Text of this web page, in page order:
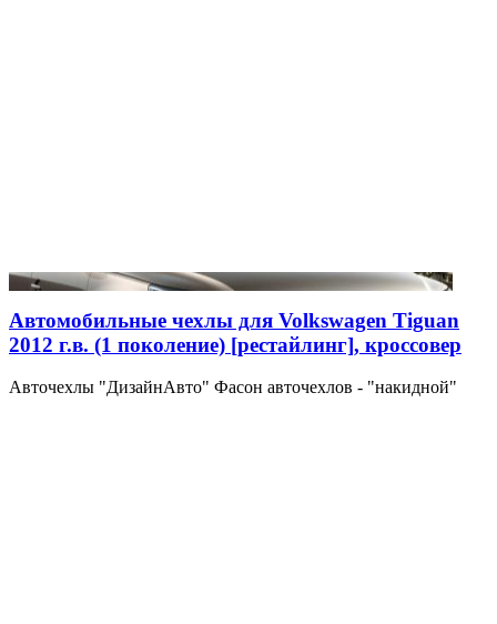
Автомобильные чехлы для Volkswagen Tiguan
2012 г.в. (1 поколение) [рестайлинг], кроссовер
Авточехлы "ДизайнАвто" Фасон авточехлов - "накидной"